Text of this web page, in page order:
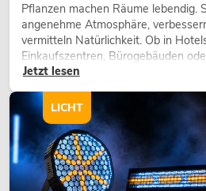
Pflanzen machen Räume lebendig.
angenehme Atmosphäre,
vermitteln Natürlichkeit. Ob in
Einkaufszentren, Bürogebäuden
eine hochwertige Begrünung gehört
modernen Raumkonzept.
Jetzt lesen
LICHT